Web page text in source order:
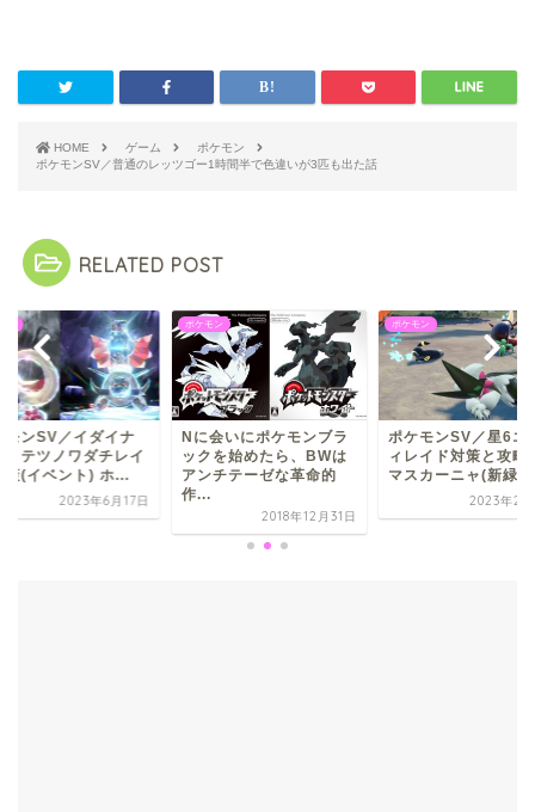
HOME ゲーム
ポケモン
ポケモンSV／普通のレッツゴー1時間半で色違いが3匹も出た話
RELATED POST
いにポケモンブラ
を始めたら、BWは
チテーゼな革命的
2018年12月31日
ポケモン
ポケモンSV／星6エーフ
ィレイド対策と攻略法
マスカーニャ(新緑)...
ポケモン
ポケモンSV／イダ
キバ・テツノワダチ
ド対策(イベント) ホ
2023年6